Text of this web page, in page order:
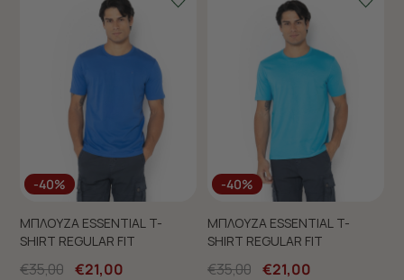
-40%
ΜΠΛΟΥΖΑ ESSENTIAL T-
SHIRT REGULAR FIT
€35,00 €21,00
-40%
ΜΠΛΟΥΖΑ ESSENTIAL T-
SHIRT REGULAR FIT
€35,00 €21,00